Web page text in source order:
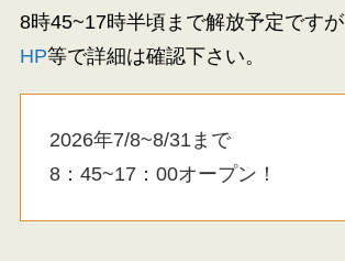
8時45~17時半頃まで解放予定ですが
HP等で詳細は確認下さい。
2026年7/8~8/31まで
8：45~17：00オープン！